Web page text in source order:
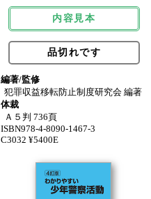
内容見本
品切れです
編著/監修
犯罪収益移転防止制度研究会 編著
体裁
Ａ５判 736頁
ISBN978-4-8090-1467-3
C3032 ¥5400E